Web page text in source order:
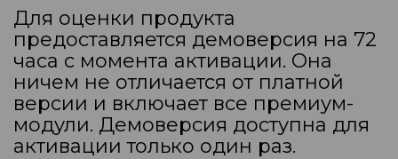
Для оценки продукта
предоставляется демоверсия на 72
часа с момента активации. Она
ничем не отличается от платной
версии и включает все премиум-
модули. Демоверсия доступна для
активации только один раз.